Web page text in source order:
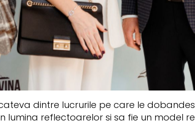
dintre lucrurile pe care le
lumina reflectoarelor si sa fie un model